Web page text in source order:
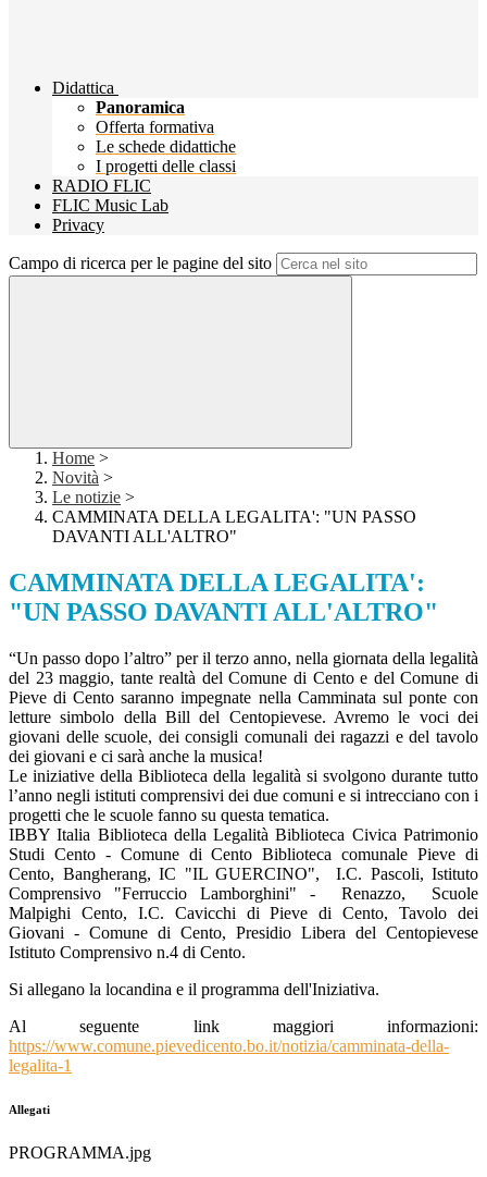
Didattica
Panoramica
Offerta formativa
Le schede didattiche
I progetti delle classi
RADIO FLIC
FLIC Music Lab
Privacy
Campo di ricerca per le pagine del sito
Home >
Novità >
Le notizie >
CAMMINATA DELLA LEGALITA': "UN PASSO
DAVANTI ALL'ALTRO"
CAMMINATA DELLA LEGALITA':
"UN PASSO DAVANTI ALL'ALTRO"
“Un passo dopo l’altro” per il terzo anno, nella giornata della legalità
del 23 maggio, tante realtà del Comune di Cento e del Comune di
Pieve di Cento saranno impegnate nella Camminata sul ponte con
letture simbolo della Bill del Centopievese. Avremo le voci dei
giovani delle scuole, dei consigli comunali dei ragazzi e del tavolo
dei giovani e ci sarà anche la musica!
Le iniziative della Biblioteca della legalità si svolgono durante tutto
l’anno negli istituti comprensivi dei due comuni e si intrecciano con i
progetti che le scuole fanno su questa tematica.
IBBY Italia Biblioteca della Legalità Biblioteca Civica Patrimonio
Studi Cento - Comune di Cento Biblioteca comunale Pieve di
Cento, Bangherang, IC "IL GUERCINO", I.C. Pascoli, Istituto
Comprensivo "Ferruccio Lamborghini" - Renazzo, Scuole
Malpighi Cento, I.C. Cavicchi di Pieve di Cento, Tavolo dei
Giovani - Comune di Cento, Presidio Libera del Centopievese
Istituto Comprensivo n.4 di Cento.
Si allegano la locandina e il programma dell'Iniziativa.
Al seguente link maggiori informazioni:
https://www.comune.pievedicento.bo.it/notizia/camminata-della-
legalita-1
Allegati
PROGRAMMA.jpg